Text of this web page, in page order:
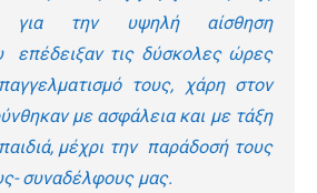
για την υψηλή αίσθηση
επέδειξαν τις δύσκολες ώρες
τους, χάρη στον
με ασφάλεια και με τάξη
μέχρι την παράδοσή τους
συναδέλφους μας.